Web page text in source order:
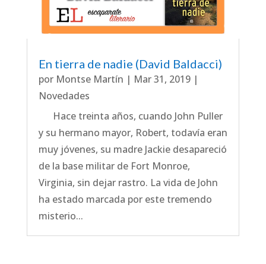
En tierra de nadie (David Baldacci)
por Montse Martín | Mar 31, 2019|
Novedades
Hace treinta años, cuando John Puller
y su hermano mayor, Robert, todavía eran
muy jóvenes, su madre Jackie desapareció
de la base militar de Fort Monroe,
Virginia, sin dejar rastro. La vida de John
ha estado marcada por este tremendo
misterio...